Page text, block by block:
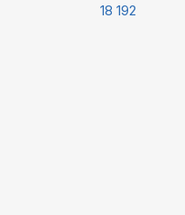
18 192